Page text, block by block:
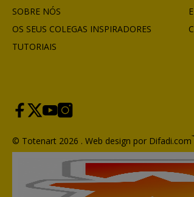
SOBRE NÓS
OS SEUS COLEGAS INSPIRADORES
TUTORIAIS
© Totenart 2026 . Web design por Difadi.com